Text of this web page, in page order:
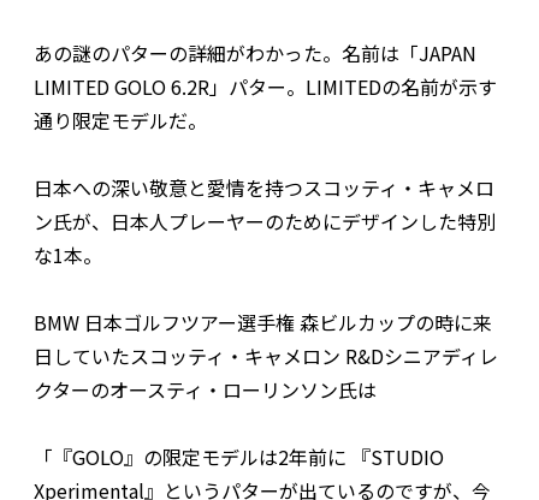
あの謎のパターの詳細がわかった。名前は「JAPAN
LIMITED GOLO 6.2R」パター。LIMITEDの名前が示す
通り限定モデルだ。
日本への深い敬意と愛情を持つスコッティ・キャメロ
ン氏が、日本人プレーヤーのためにデザインした特別
な1本。
BMW 日本ゴルフツアー選手権 森ビルカップの時に来
日していたスコッティ・キャメロン R&Dシニアディレ
クターのオースティ・ローリンソン氏は
「『GOLO』の限定モデルは2年前に 『STUDIO
Xperimental』というパターが出ているのですが、今